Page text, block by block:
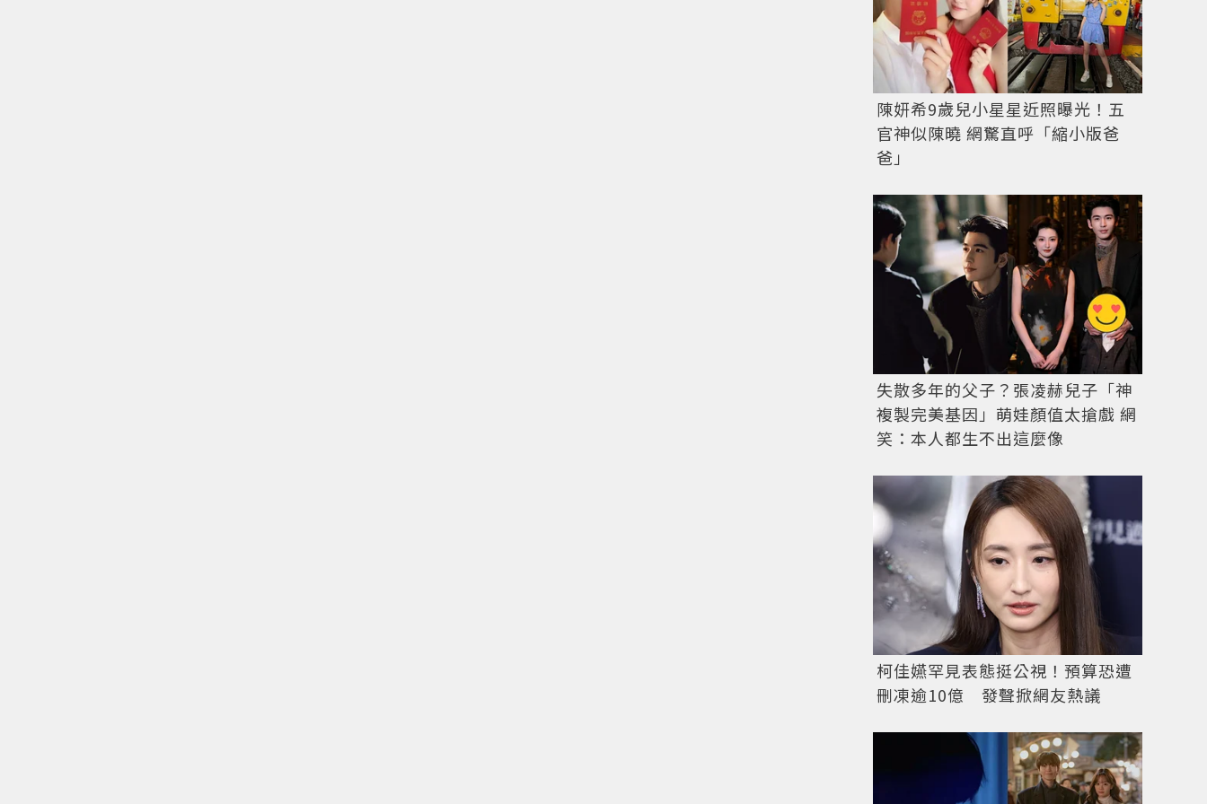
陳妍希9歲兒小星星近照曝光！五
官神似陳曉 網驚直呼「縮小版爸
爸」
失散多年的父子？張凌赫兒子「神
複製完美基因」萌娃顏值太搶戲 網
笑：本人都生不出這麼像
柯佳嬿罕見表態挺公視！預算恐遭
刪凍逾10億 發聲掀網友熱議